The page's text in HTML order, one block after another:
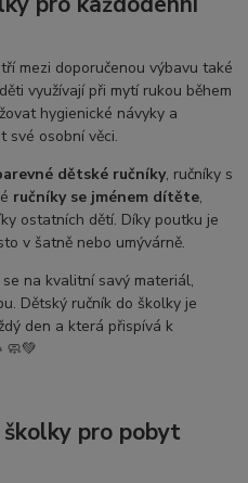
mezi doporučenou výbavu také
využívají při mytí rukou během
hygienické návyky a
své osobní věci.
dětské ručníky, ručníky s
ručníky se jménem dítěte,
ostatních dětí. Díky poutku je
v šatně nebo umývárně.
na kvalitní savý materiál,
Dětský ručník do školky je
den a která přispívá k
pro pobyt